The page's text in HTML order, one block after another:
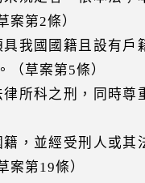
案第2條）
我國國籍且設有戶
草案第5條）
所科之刑，同時尊
，並經受刑人或其
案第19條）